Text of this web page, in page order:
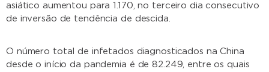
asiático aumentou para 1.170, no terceiro dia consecutivo
de inversão de tendência de descida.
O número total de infetados diagnosticados na China
desde o início da pandemia é de 82.249, entre os quais